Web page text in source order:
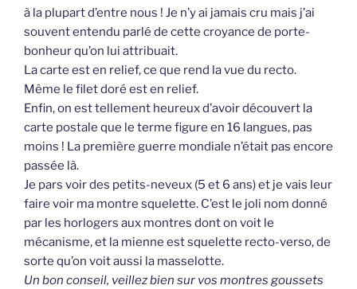
à la plupart d’entre nous ! Je n’y ai jamais cru mais j’ai
souvent entendu parlé de cette croyance de porte-
bonheur qu’on lui attribuait.
La carte est en relief, ce que rend la vue du recto.
Même le filet doré est en relief.
Enfin, on est tellement heureux d’avoir découvert la
carte postale que le terme figure en 16 langues, pas
moins ! La première guerre mondiale n’était pas encore
passée là.
Je pars voir des petits-neveux (5 et 6 ans) et je vais leur
faire voir ma montre squelette. C’est le joli nom donné
par les horlogers aux montres dont on voit le
mécanisme, et la mienne est squelette recto-verso, de
sorte qu’on voit aussi la masselotte.
Un bon conseil, veillez bien sur vos montres goussets